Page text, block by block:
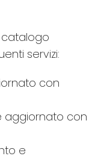
catalogo
servizi:
con
aggiornato con
e